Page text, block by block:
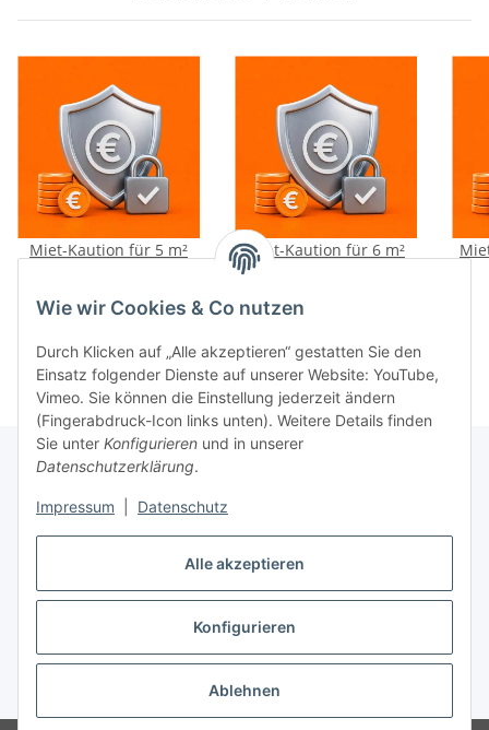
Alle akzeptieren
Konfigurieren
Ablehnen
Wie wir Cookies & Co nutzen
Durch Klicken auf „Alle akzeptieren“ gestatten Sie den
Einsatz folgender Dienste auf unserer Website: YouTube,
Vimeo. Sie können die Einstellung jederzeit ändern
(Fingerabdruck-Icon links unten). Weitere Details finden
Sie unter Konfigurieren und in unserer
Datenschutzerklärung.
Impressum Datenschutz
Miet-Kaution für 5 m²
330,00 €
*
Miet-Kaution für 6 m²
Informationen
Gesetzliche Informationen
Vertrag widerrufen
* Alle Preise inkl. gesetzlicher USt., zzgl.Versand